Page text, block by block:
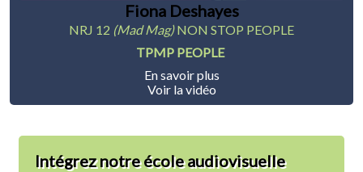
Fiona Deshayes
NRJ 12 (Mad Mag)NON STOP PEOPLE
TPMP PEOPLE
En savoir plus
Voir la vidéo
Intégrez notre école audiovisuelle